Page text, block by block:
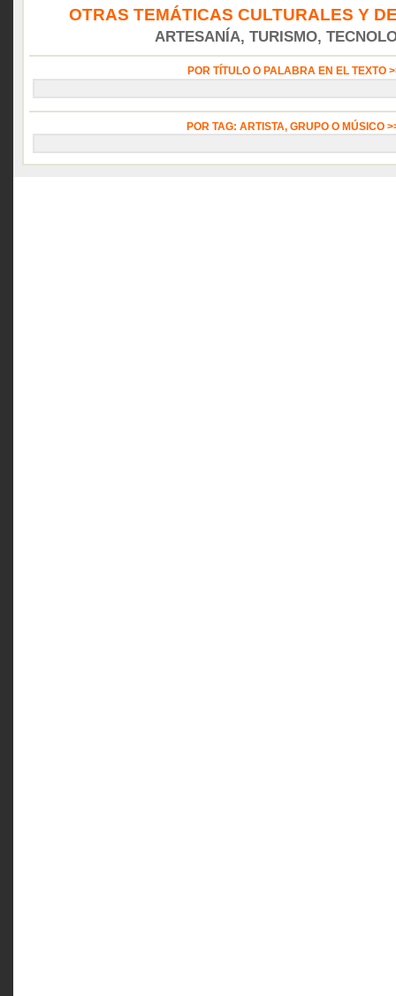
OTRAS TEMÁTICAS CULTURALES Y
ARTESANÍA, TURISMO,
POR TÍTULO O PALABRA EN EL TEXTO
POR TAG: ARTISTA, GRUPO O MÚSICO